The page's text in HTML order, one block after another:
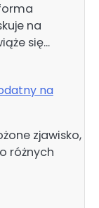
na
się…
na
zjawisko,
różnych